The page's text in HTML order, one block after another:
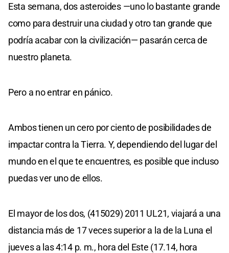
Esta semana, dos asteroides —uno lo bastante grande
como para destruir una ciudad y otro tan grande que
podría acabar con la civilización— pasarán cerca de
nuestro planeta.
Pero a no entrar en pánico.
Ambos tienen un cero por ciento de posibilidades de
impactar contra la Tierra. Y, dependiendo del lugar del
mundo en el que te encuentres, es posible que incluso
puedas ver uno de ellos.
El mayor de los dos, (415029) 2011 UL21, viajará a una
distancia más de 17 veces superior a la de la Luna el
jueves a las 4:14 p. m., hora del Este (17.14, hora